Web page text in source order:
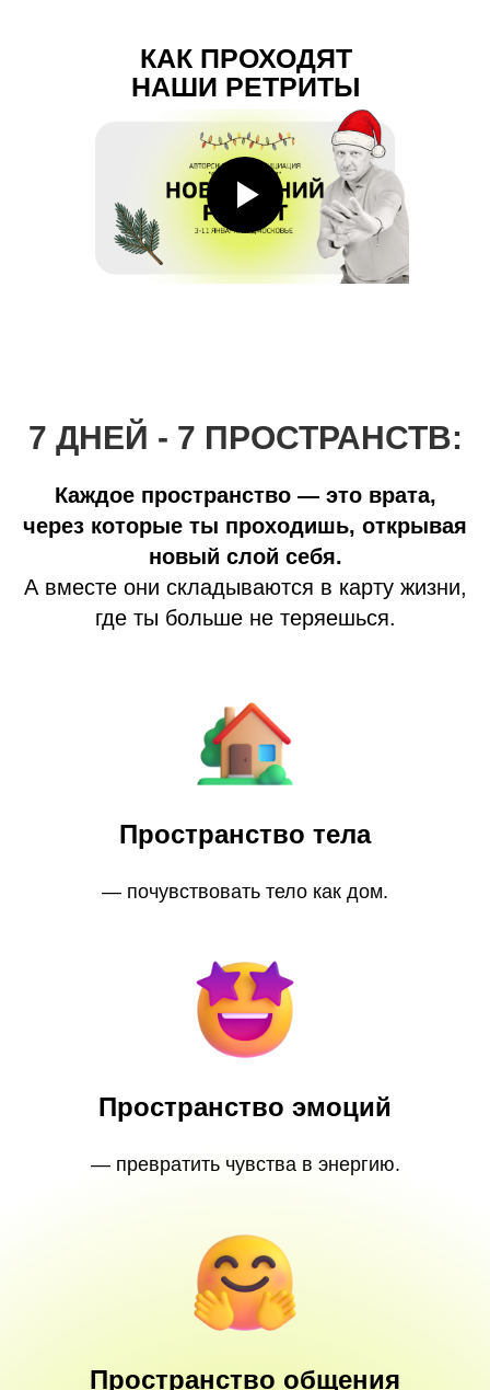
КАК ПРОХОДЯТ
НАШИ РЕТРИТЫ
7 ДНЕЙ - 7 ПРОСТРАНСТВ:
Каждое пространство — это врата,
через которые ты проходишь, открывая
новый слой себя.
А вместе они складываются в карту жизни,
где ты больше не теряешься.
Пространство тела
— почувствовать тело как дом.
Пространство эмоций
— превратить чувства в энергию.
Пространство общения